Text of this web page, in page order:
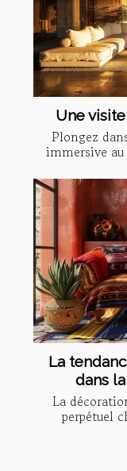
Une
Plongez
immersive au
La
dans
La
perpétuel